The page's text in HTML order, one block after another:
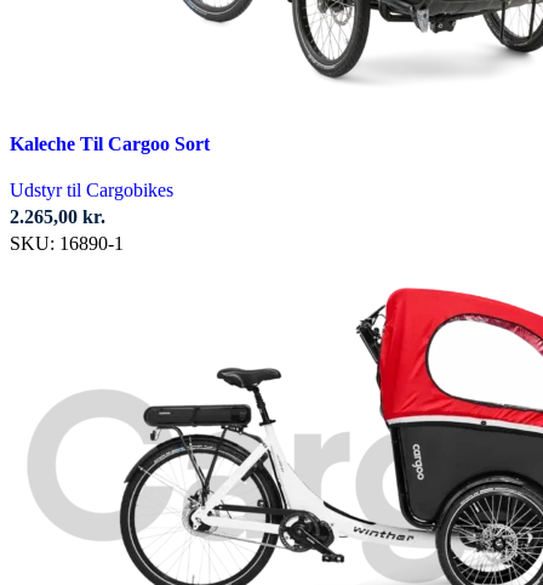
Kaleche Til Cargoo Sort
Udstyr til Cargobikes
2.265,00 kr.
SKU: 16890-1